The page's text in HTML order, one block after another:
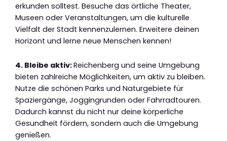
erkunden solltest. Besuche das örtliche Theater,
Museen oder Veranstaltungen, um die kulturelle
Vielfalt der Stadt kennenzulernen. Erweitere deinen
Horizont und lerne neue Menschen kennen!
4. Bleibe aktiv:Reichenberg und seine Umgebung
bieten zahlreiche Möglichkeiten, um aktiv zu bleiben.
Nutze die schönen Parks und Naturgebiete für
Spaziergänge, Joggingrunden oder Fahrradtouren.
Dadurch kannst du nicht nur deine körperliche
Gesundheit fördern, sondern auch die Umgebung
genießen.